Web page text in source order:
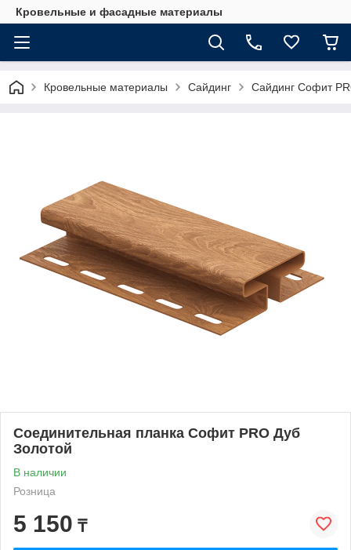
Кровельные и фасадные материалы
Кровельные материалы Сайдинг Сайдинг Софит
Соединительная планка Софит PRO Дуб
Золотой
В наличии
Розница
5 150 ₸